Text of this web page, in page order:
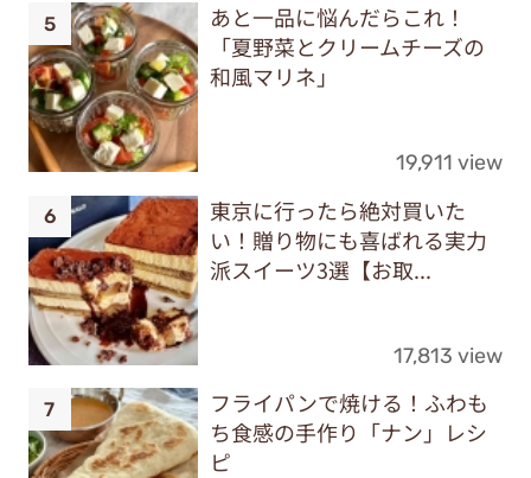
あと一品に悩んだらこれ！
「夏野菜とクリームチーズの
和風マリネ」
19,911 view
東京に行ったら絶対買いた
い！贈り物にも喜ばれる実力
派スイーツ3選【お取...
17,813 view
フライパンで焼ける！ふわも
ち食感の手作り「ナン」レシ
ピ